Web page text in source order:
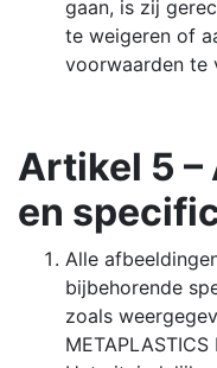
gaan, is zij
te weigeren of
voorwaarden te
Artikel 5 –
en
Alle
bijbehorende
zoals